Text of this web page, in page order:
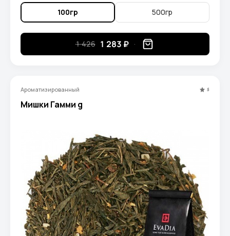
спелого абрикоса, экзотических, растущих под
ярким солнцем, фруктов и диковинных,
сказочных, волшебных южных цветов
100гр 500гр
1 426 1 283 ₽
Ароматизированный 5
Мишки Гамми g